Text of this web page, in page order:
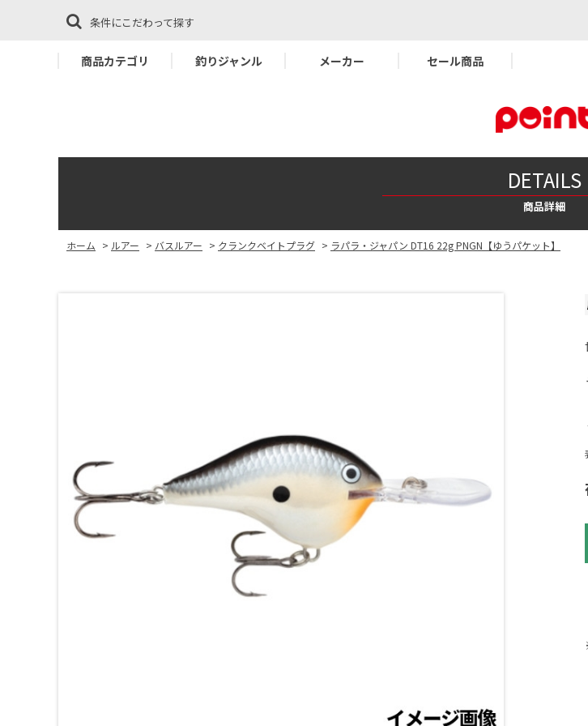
条件にこだわって探す
商品カテゴリ 釣りジャンル メーカー セール商品
DETAILS
商品詳細
ホーム > ルアー > バスルアー > クランクベイトプラグ > ラパラ・ジャパン DT16 22g PNGN【ゆうパケット】